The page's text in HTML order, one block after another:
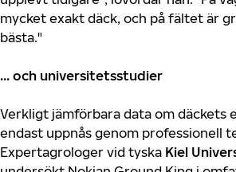
mycket exakt däck, och på fältet är
bästa."
... och universitetsstudier
Verkligt jämförbara data om däckets
endast uppnås genom professionell
Expertagrologer vid tyska Kiel